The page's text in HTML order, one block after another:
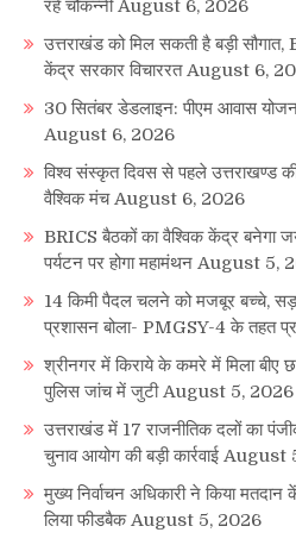
रहें चौकन्नी August 6, 2026
उत्तराखंड को मिल सकती है बड़ी
केंद्र सरकार विचाररत August 6,
30 सितंबर डेडलाइन: पीएम आवास
August 6, 2026
विश्व संस्कृत दिवस से पहले उत्तराखण्ड
वैश्विक मंच August 6, 2026
BRICS बैठकों का वैश्विक केंद्र बनेगा
पर्यटन पर होगा महामंथन August 5,
14 किमी पैदल चलने को मजबूर बच्चे, सड़क
प्रशासन बोला- PMGSY-4 के तहत
श्रीनगर में किराये के कमरे में मिला बीए
पुलिस जांच में जुटी August 5, 2026
उत्तराखंड में 17 राजनीतिक दलों का
चुनाव आयोग की बड़ी कार्रवाई August
मुख्य निर्वाचन अधिकारी ने किया मतदान
लिया फीडबैक August 5, 2026